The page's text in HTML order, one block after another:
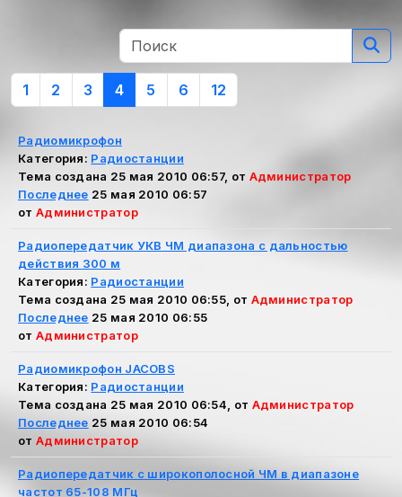
1 2 3 4 5 6 12
Радиомикрофон
Категория: Радиостанции
Тема создана 25 мая 2010 06:57, от Администратор
Последнее 25 мая 2010 06:57
от Администратор
Радиопередатчик УКВ ЧМ диапазона с дальностью
действия 300 м
Категория: Радиостанции
Тема создана 25 мая 2010 06:55, от Администратор
Последнее 25 мая 2010 06:55
от Администратор
Радиомикрофон JACOBS
Категория: Радиостанции
Тема создана 25 мая 2010 06:54, от Администратор
Последнее 25 мая 2010 06:54
от Администратор
Радиопередатчик с широкополосной ЧМ в диапазоне
частот 65-108 МГц